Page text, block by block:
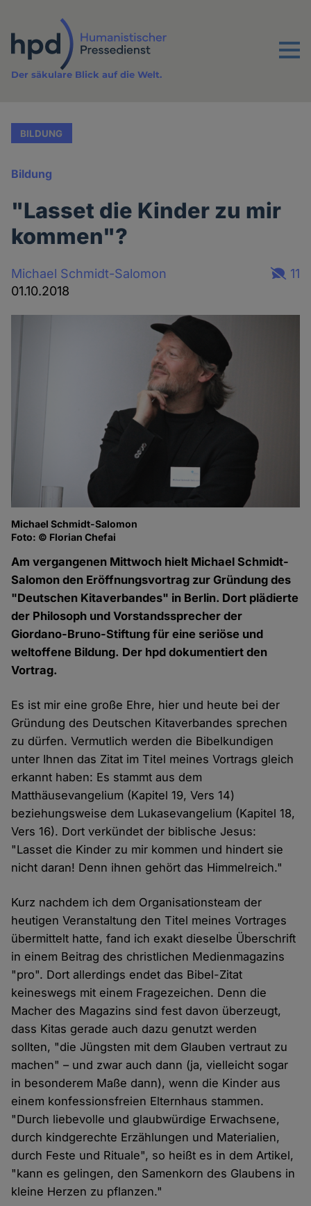
Inhalt
Menu
Der säkulare Blick auf die Welt.
BILDUNG
Bildung
"Lasset die Kinder zu mir
kommen"?
Michael Schmidt-Salomon
01.10.2018
11
Michael Schmidt-Salomon
Foto: © Florian Chefai
Am vergangenen Mittwoch hielt Michael Schmidt-
Salomon den Eröffnungsvortrag zur Gründung des
"Deutschen Kitaverbandes" in Berlin. Dort plädierte
der Philosoph und Vorstandssprecher der
Giordano-Bruno-Stiftung für eine seriöse und
weltoffene Bildung. Der hpd dokumentiert den
Vortrag.
Es ist mir eine große Ehre, hier und heute bei der
Gründung des Deutschen Kitaverbandes sprechen
zu dürfen. Vermutlich werden die Bibelkundigen
unter Ihnen das Zitat im Titel meines Vortrags gleich
erkannt haben: Es stammt aus dem
Matthäusevangelium (Kapitel 19, Vers 14)
beziehungsweise dem Lukasevangelium (Kapitel 18,
Vers 16). Dort verkündet der biblische Jesus:
"Lasset die Kinder zu mir kommen und hindert sie
nicht daran! Denn ihnen gehört das Himmelreich."
Kurz nachdem ich dem Organisationsteam der
heutigen Veranstaltung den Titel meines Vortrages
übermittelt hatte, fand ich exakt dieselbe Überschrift
in einem Beitrag des christlichen Medienmagazins
"pro". Dort allerdings endet das Bibel-Zitat
keineswegs mit einem Fragezeichen. Denn die
Macher des Magazins sind fest davon überzeugt,
dass Kitas gerade auch dazu genutzt werden
sollten, "die Jüngsten mit dem Glauben vertraut zu
machen" – und zwar auch dann (ja, vielleicht sogar
in besonderem Maße dann), wenn die Kinder aus
einem konfessionsfreien Elternhaus stammen.
"Durch liebevolle und glaubwürdige Erwachsene,
durch kindgerechte Erzählungen und Materialien,
durch Feste und Rituale", so heißt es in dem Artikel,
"kann es gelingen, den Samenkorn des Glaubens in
kleine Herzen zu pflanzen."